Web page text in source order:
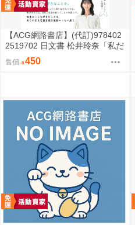
【ACG網路書店】(代訂)978402
2519702 日文書 松井玲奈「私だ
けの水槽」
售價 450